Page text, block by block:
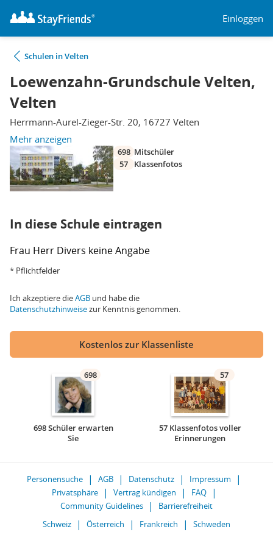
Einloggen
Schulen in Velten
Loewenzahn-Grundschule Velten,
Velten
Herrmann-Aurel-Zieger-Str. 20, 16727 Velten
Mehr anzeigen
698 Mitschüler
57
Klassenfotos
In diese Schule eintragen
Frau Herr Divers keine Angabe
* Pflichtfelder
Ich akzeptiere dieAGB und habe die
Datenschutzhinweisezur Kenntnis genommen.
Kostenlos zur Klassenliste
698
698 Schüler erwarten
Sie
57
57 Klassenfotos voller
Erinnerungen
Personensuche AGB Datenschutz
Impressum
Privatsphäre
Vertrag kündigen
FAQ
Community Guidelines
Barrierefreiheit
Schweiz
Österreich Frankreich Schweden